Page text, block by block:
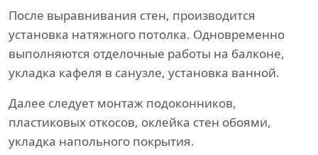
После выравнивания стен, производится
установка натяжного потолка. Одновременно
выполняются отделочные работы на балконе,
укладка кафеля в санузле, установка ванной.
Далее следует монтаж подоконников,
пластиковых откосов, оклейка стен обоями,
укладка напольного покрытия.